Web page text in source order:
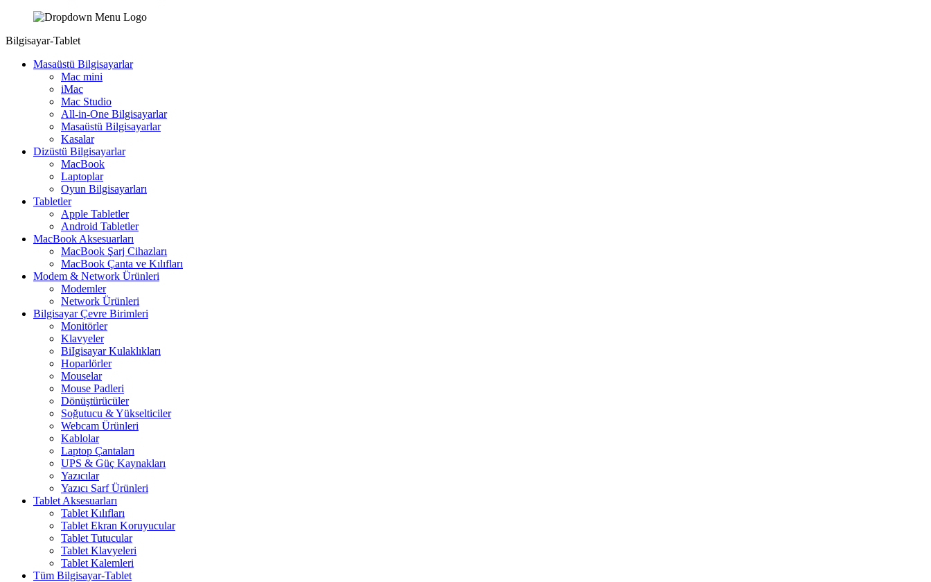
Bilgisayar-Tablet
Masaüstü Bilgisayarlar
Mac mini
iMac
Mac Studio
All-in-One Bilgisayarlar
Masaüstü Bilgisayarlar
Kasalar
Dizüstü Bilgisayarlar
MacBook
Laptoplar
Oyun Bilgisayarları
Tabletler
Apple Tabletler
Android Tabletler
MacBook Aksesuarları
MacBook Şarj Cihazları
MacBook Çanta ve Kılıfları
Modem & Network Ürünleri
Modemler
Network Ürünleri
Bilgisayar Çevre Birimleri
Monitörler
Klavyeler
BiIgisayar Kulaklıkları
Hoparlörler
Mouselar
Mouse Padleri
Dönüştürücüler
Soğutucu & Yükselticiler
Webcam Ürünleri
Kablolar
Laptop Çantaları
UPS & Güç Kaynakları
Yazıcılar
Yazıcı Sarf Ürünleri
Tablet Aksesuarları
Tablet Kılıfları
Tablet Ekran Koruyucular
Tablet Tutucular
Tablet Klavyeleri
Tablet Kalemleri
Tüm Bilgisayar-Tablet